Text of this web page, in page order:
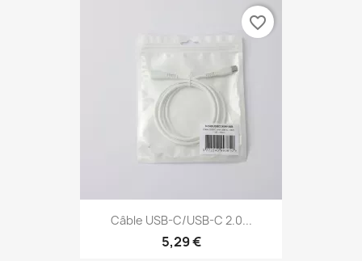
Câble USB-C/USB-C 2.0...
5,29 €
favorite_border